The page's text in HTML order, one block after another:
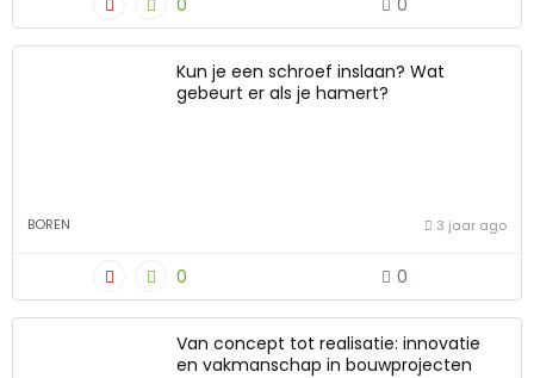
0 0
Kun je een schroef inslaan? Wat
gebeurt er als je hamert?
BOREN 3 jaar ago
0 0
Van concept tot realisatie: innovatie
en vakmanschap in bouwprojecten